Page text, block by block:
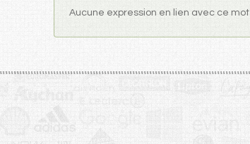
Aucune expression en lien avec ce mot